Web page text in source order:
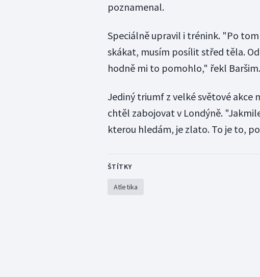
poznamenal.
Speciálně upravil i trénink. "Po
skákat, musím posílit střed těla.
hodně mi to pomohlo," řekl Baršim.
Jediný triumf z velké světové akce
chtěl zabojovat v Londýně.
kterou hledám, je zlato. To je to,
ŠTÍTKY
Atletika